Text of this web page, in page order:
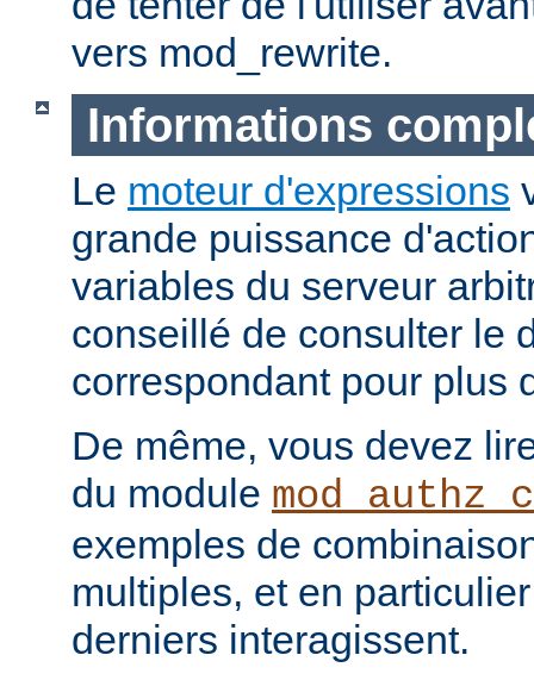
vers mod_rewrite.
Informations
Le moteur d'expressions
grande puissance
variables du serveur
conseillé de consulter le
correspondant pour plus
De même, vous devez
du module
exemples de
multiples, et en
derniers interagissent.